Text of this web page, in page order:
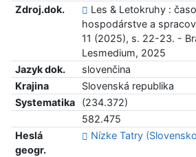
Zdroj.dok.
Les & Letokruhy :
hospodárstve a
11 (2025), s. 22-23. -
Lesmedium, 2025
Jazyk dok.
slovenčina
Krajina
Slovenská republika
Systematika
(234.372)
582.475
Heslá
geogr.
Nízke Tatry